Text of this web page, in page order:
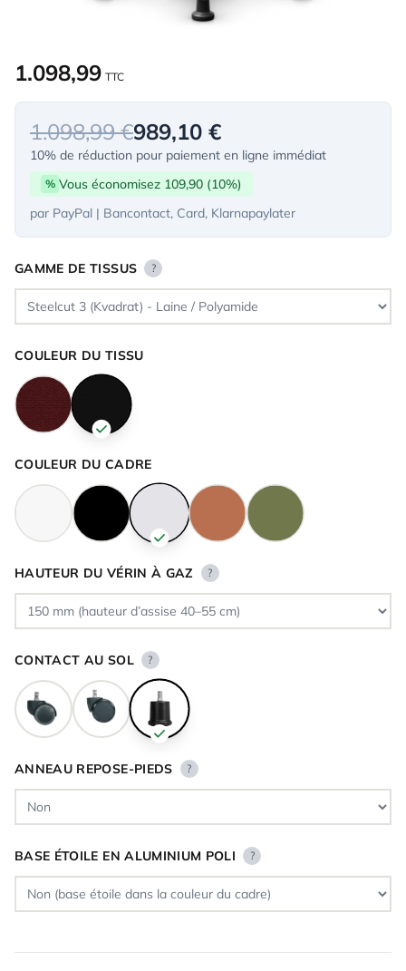
1.098,99 TTC
1.098,99 €989,10 €
10% de réduction pour paiement en ligne immédiat
% Vous économisez 109,90 (10%)
par PayPal | Bancontact, Card, Klarnapaylater
GAMME DE TISSUS ?
COULEUR DU TISSU
COULEUR DU CADRE
HAUTEUR DU VÉRIN À GAZ ?
CONTACT AU SOL ?
ANNEAU REPOSE-PIEDS ?
BASE ÉTOILE EN ALUMINIUM POLI ?